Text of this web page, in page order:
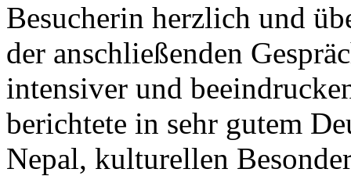
Besucherin herzlich und
der anschließenden
intensiver und
berichtete in sehr gutem
Nepal, kulturellen